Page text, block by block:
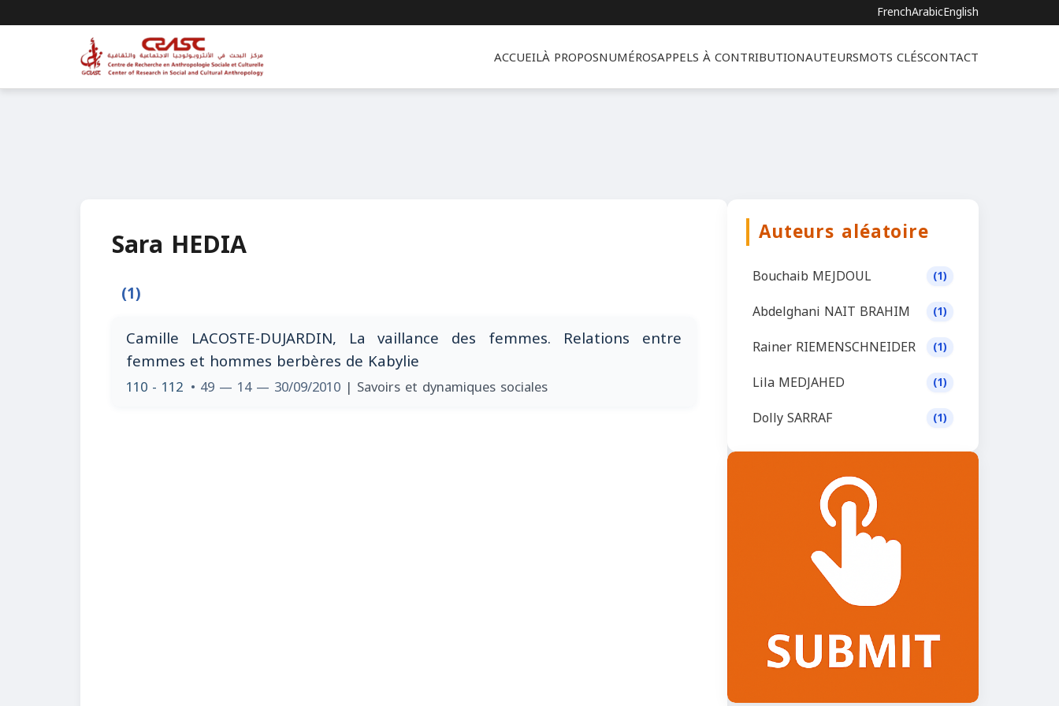
FrenchArabicEnglish
ACCUEILÀ PROPOSNUMÉROSAPPELS À CONTRIBUTIONAUTEURSMOTS CLÉSCONTACT
Sara HEDIA
(1)
Camille LACOSTE-DUJARDIN, La vaillance des femmes. Relations entre
femmes et hommes berbères de Kabylie
110 - 112 • 49 — 14 — 30/09/2010 | Savoirs et dynamiques sociales
Auteurs aléatoire
Bouchaib MEJDOUL (1)
Abdelghani NAIT BRAHIM (1)
Rainer RIEMENSCHNEIDER (1)
Lila MEDJAHED (1)
Dolly SARRAF (1)